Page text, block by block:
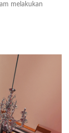
melakukan